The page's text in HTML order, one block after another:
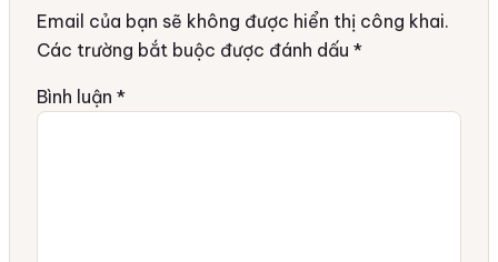
Email của bạn sẽ không được hiển thị công khai.
Các trường bắt buộc được đánh dấu *
Bình luận *